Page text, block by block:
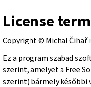
License
Copyright © Michal Čihař
Ez a program szabad
szerint, amelyet a Free
szerint) bármely későbbi